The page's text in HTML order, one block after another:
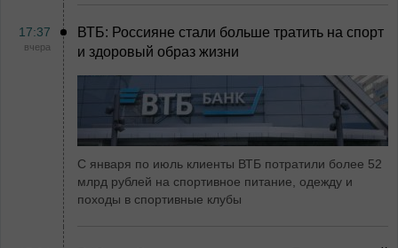
17:37
вчера
ВТБ: Россияне стали больше тратить на спорт
и здоровый образ жизни
С января по июль клиенты ВТБ потратили более 52
млрд рублей на спортивное питание, одежду и
походы в спортивные клубы